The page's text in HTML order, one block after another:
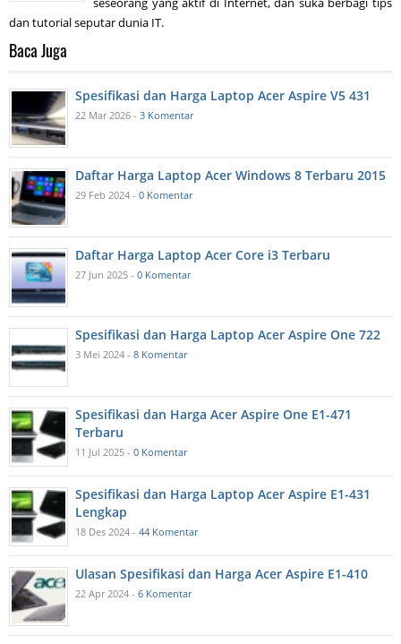
dan tutorial seputar dunia IT.
Baca Juga
Spesifikasi dan Harga Laptop Acer Aspire V5 431
22 Mar 2026 - 3 Komentar
Daftar Harga Laptop Acer Windows 8 Terbaru 2015
29 Feb 2024 - 0 Komentar
Daftar Harga Laptop Acer Core i3 Terbaru
27 Jun 2025 - 0 Komentar
Spesifikasi dan Harga Laptop Acer Aspire One 722
3 Mei 2024 - 8 Komentar
Spesifikasi dan Harga Acer Aspire One E1-471
Terbaru
11 Jul 2025 - 0 Komentar
Spesifikasi dan Harga Laptop Acer Aspire E1-431
Lengkap
18 Des 2024 - 44 Komentar
Ulasan Spesifikasi dan Harga Acer Aspire E1-410
22 Apr 2024 - 6 Komentar